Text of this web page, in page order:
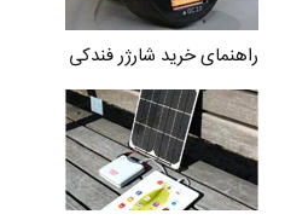
راهنمای خرید شارژر فندکی